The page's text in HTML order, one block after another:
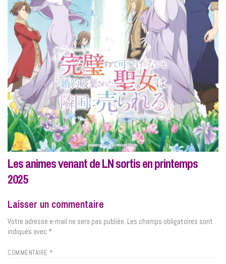
Les animes venant de LN sortis en printemps
2025
Laisser un commentaire
Votre adresse e-mail ne sera pas publiée. Les champs obligatoires sont
indiqués avec *
COMMENTAIRE *